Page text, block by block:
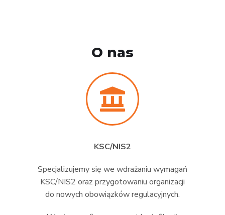
O nas
KSC/NIS2
Specjalizujemy się we wdrażaniu wymagań
KSC/NIS2 oraz przygotowaniu organizacji
do nowych obowiązków regulacyjnych.